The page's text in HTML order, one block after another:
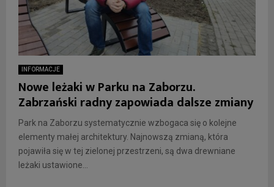
INFORMACJE
Nowe leżaki w Parku na Zaborzu.
Zabrzański radny zapowiada dalsze zmiany
Park na Zaborzu systematycznie wzbogaca się o kolejne
elementy małej architektury. Najnowszą zmianą, która
pojawiła się w tej zielonej przestrzeni, są dwa drewniane
leżaki ustawione...